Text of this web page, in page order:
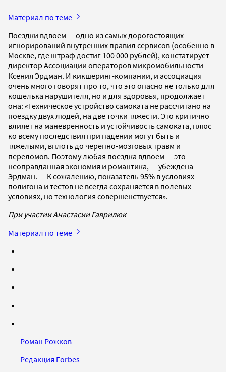
Материал по теме
Поездки вдвоем — одно из самых дорогостоящих
игнорирований внутренних правил сервисов (особенно в
Москве, где штраф достиг 100 000 рублей), констатирует
директор Ассоциации операторов микромобильности
Ксения Эрдман. И кикшеринг-компании, и ассоциация
очень много говорят про то, что это опасно не только для
кошелька нарушителя, но и для здоровья, продолжает
она: «Техническое устройство самоката не рассчитано на
поездку двух людей, на две точки тяжести. Это критично
влияет на маневренность и устойчивость самоката, плюс
ко всему последствия при падении могут быть и
тяжелыми, вплоть до черепно-мозговых травм и
переломов. Поэтому любая поездка вдвоем — это
неоправданная экономия и романтика, — убеждена
Эрдман. — К сожалению, показатель 95% в условиях
полигона и тестов не всегда сохраняется в полевых
условиях, но технология совершенствуется».
При участии Анастасии Гаврилюк
Материал по теме
Роман Рожков
Редакция Forbes